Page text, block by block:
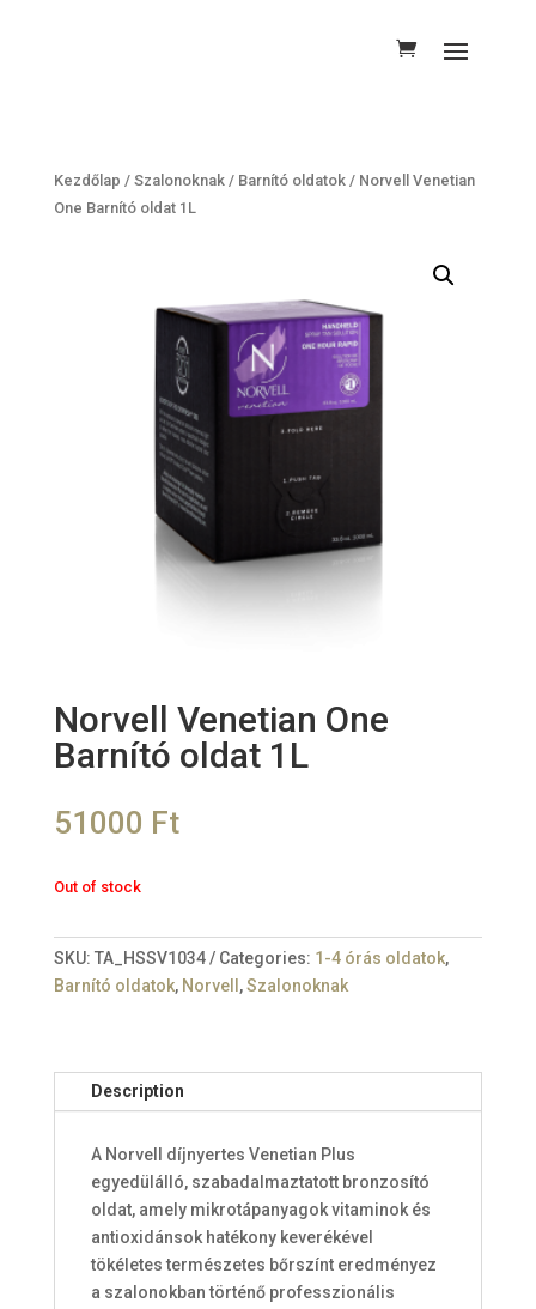
Kezdőlap / Szalonoknak/ Barnító oldatok/ Norvell Venetian
One Barnító oldat 1L
Norvell Venetian One
Barnító oldat 1L
51000 Ft
Out of stock
SKU: TA_HSSV1034 Categories: 1-4 órás oldatok,
Barnító oldatok, Norvell ,Szalonoknak
Description
A Norvell díjnyertes Venetian Plus
egyedülálló, szabadalmaztatott bronzosító
oldat, amely mikrotápanyagok vitaminok és
antioxidánsok hatékony keverékével
tökéletes természetes bőrszínt eredményez
a szalonokban történő professzionális